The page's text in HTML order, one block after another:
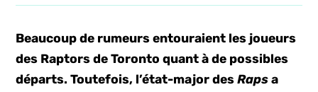
Beaucoup de rumeurs entouraient les joueurs
des Raptors de Toronto quant à de possibles
départs. Toutefois, l’état-major desRaps a